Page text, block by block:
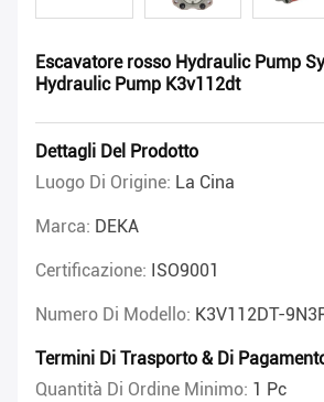
Escavatore rosso Hydraulic Pump
Hydraulic Pump K3v112dt
Dettagli Del Prodotto
Luogo Di Origine: La Cina
Marca: DEKA
Certificazione: ISO9001
Numero Di Modello: K3V112DT-
Termini Di Trasporto & Di
Quantità Di Ordine Minimo: 1 Pc